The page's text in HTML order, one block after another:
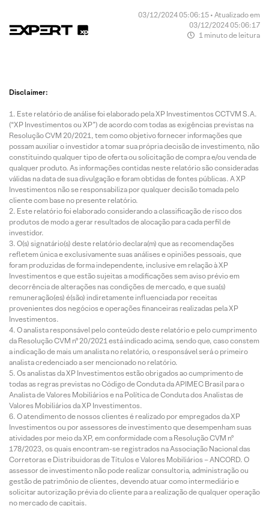
03/12/2024 05:06:15 • Atualizado em
03/12/2024 05:06:17
1 minuto de leitura
Disclaimer:
Este relatório de análise foi elaborado pela XP Investimentos CCTVM S.A.
(“XP Investimentos ou XP”) de acordo com todas as exigências previstas na
Resolução CVM 20/2021, tem como objetivo fornecer informações que
possam auxiliar o investidor a tomar sua própria decisão de investimento, não
constituindo qualquer tipo de oferta ou solicitação de compra e/ou venda de
qualquer produto. As informações contidas neste relatório são consideradas
válidas na data de sua divulgação e foram obtidas de fontes públicas. A XP
Investimentos não se responsabiliza por qualquer decisão tomada pelo
cliente com base no presente relatório.
Este relatório foi elaborado considerando a classificação de risco dos
produtos de modo a gerar resultados de alocação para cada perfil de
investidor.
O(s) signatário(s) deste relatório declara(m) que as recomendações
refletem única e exclusivamente suas análises e opiniões pessoais, que
foram produzidas de forma independente, inclusive em relação à XP
Investimentos e que estão sujeitas a modificações sem aviso prévio em
decorrência de alterações nas condições de mercado, e que sua(s)
remuneração(es) é(são) indiretamente influenciada por receitas
provenientes dos negócios e operações financeiras realizadas pela XP
Investimentos.
O analista responsável pelo conteúdo deste relatório e pelo cumprimento
da Resolução CVM nº 20/2021 está indicado acima, sendo que, caso constem
a indicação de mais um analista no relatório, o responsável será o primeiro
analista credenciado a ser mencionado no relatório.
Os analistas da XP Investimentos estão obrigados ao cumprimento de
todas as regras previstas no Código de Conduta da APIMEC Brasil para o
Analista de Valores Mobiliários e na Política de Conduta dos Analistas de
Valores Mobiliários da XP Investimentos.
O atendimento de nossos clientes é realizado por empregados da XP
Investimentos ou por assessores de investimento que desempenham suas
atividades por meio da XP, em conformidade com a Resolução CVM nº
178/2023, os quais encontram-se registrados na Associação Nacional das
Corretoras e Distribuidoras de Títulos e Valores Mobiliários – ANCORD. O
assessor de investimento não pode realizar consultoria, administração ou
gestão de patrimônio de clientes, devendo atuar como intermediário e
solicitar autorização prévia do cliente para a realização de qualquer operação
no mercado de capitais.